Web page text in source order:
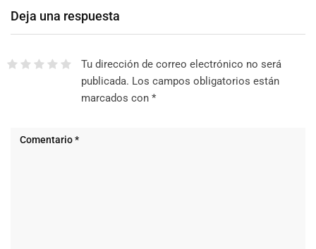
Deja una respuesta
Tu dirección de correo electrónico no será
publicada. Los campos obligatorios están
marcados con *